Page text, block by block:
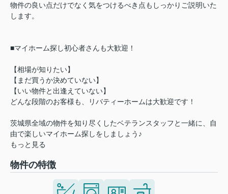
物件の良い点だけでなく気をつけるべき点もしっかりご説明いた
します。
■マイホーム探し初心者さんも大歓迎！
【相場が知りたい】
【まだ買うか決めていない】
【いい物件と出逢えていない】
どんな段階のお客様も、リバティーホームは大歓迎です！
茨城県全域の物件を知り尽くしたベテランスタッフと一緒に、自
由で楽しいマイホーム探しをしましょう♪
もっと見る
物件の特徴